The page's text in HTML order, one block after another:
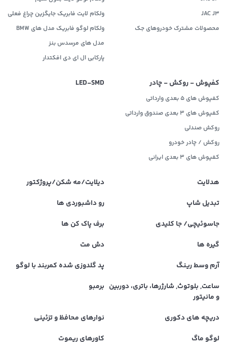
JAC J3
محصولات مشترک خودروهای جک
ولکام لایت فابریک جایگزین چراغ فعلی
ولکام لوگو فابریک مدل های BMW
مدل های مرسدس بنز
پارکابی ال ای دی افکتدار
کفپوش - روکش - چادر
کفپوش های 5 بعدی وارداتی
کفپوش های 3 بعدی صندوق وارداتی
روکش صندلی
روکش / چادر خودرو
کفپوش های ۳ بعدی ایرانی
LED‌-SMD
هدلایت
دیلایت/مه شکن/پروژکتور
تبدیل شاپ
رو داشبوردی ها
جاسوئیچی/ جا کلیدی
برف پاک کن ها
گیره ها
دش مت
آرم وسط رینگ
پد گلدوزی شده کمربند با لوگو
ساعت, بلوتوث, شارژرها، باتری، دوربین
و مانیتور
برمبو
دریچه های دکوری
نوارهای محافظ و تزئینی
لوگو ماگ
کاورهای ریموت